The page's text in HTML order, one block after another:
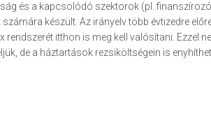
és a kapcsolódó szektorok (pl.
készült. Az irányelv több évtizedre
itthon is meg kell valósítani. Ezzel
de a háztartások rezsiköltségein is